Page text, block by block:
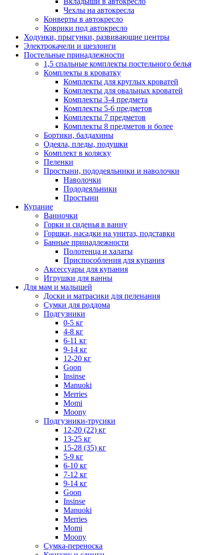
Чехлы на автокресла
Конверты в автокресло
Коврики под автокресло
Ходунки, прыгунки, развивающие центры
Электрокачели и шезлонги
Постельные принадлежности
1,5 спальные комплекты постельного белья
Комплекты в кроватку
Комплекты для круглых кроватей
Комплекты для овальных кроватей
Комплекты 3-4 предмета
Комплекты 5-6 предметов
Комплекты 7 предметов
Комплекты 8 предметов и более
Бортики, балдахины
Одеяла, пледы, подушки
Комплект в коляску
Пеленки
Простыни, пододеяльники и наволочки
Наволочки
Пододеяльники
Простыни
Купание
Ванночки
Горки и сиденья в ванну
Горшки, насадки на унитаз, подставки
Банные принадлежности
Полотенца и халаты
Приспособления для купания
Аксессуары для купания
Игрушки для ванны
Для мам и малышей
Доски и матрасики для пеленания
Сумки для роддома
Подгузники
0-5 кг
4-8 кг
6-11 кг
9-14 кг
12-20 кг
Goon
Insinse
Manuoki
Merries
Momi
Moony
Подгузники-трусики
12-20 (22) кг
13-25 кг
15-28 (35) кг
5-9 кг
6-10 кг
7-12 кг
9-14 кг
Goon
Insinse
Manuoki
Merries
Momi
Moony
Сумка-переноска